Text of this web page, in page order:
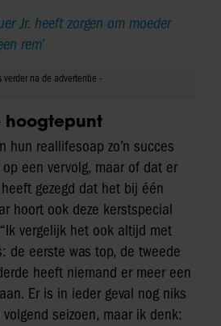
Jr. heeft zorgen om moeder
rem’
hoogtepunt
hun reallifesoap zo’n succes
een vervolg, maar of dat er
gezegd dat het bij één
hoort ook deze kerstspecial
vergelijk het ook altijd met
de eerste was top, de tweede
heeft niemand er meer een
Er is in ieder geval nog niks
seizoen, maar ik denk: